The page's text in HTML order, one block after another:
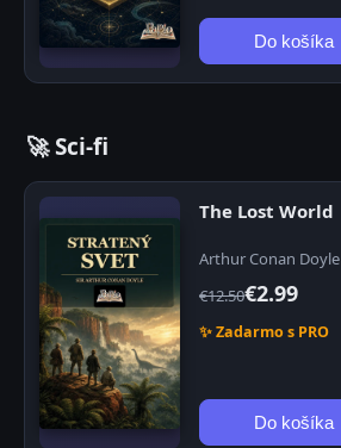
Do košíka
🚀 Sci-fi
The Lost World
Arthur Conan Doyle
€12.50€2.99
✨ Zadarmo s PRO
Do košíka